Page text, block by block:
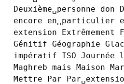
Deuxième␣personne
don
encore
en␣particulier
extension
Extrêmement
Génitif Géographie
impératif
ISO Journée
Maghreb mais Maison
Mettre
Par